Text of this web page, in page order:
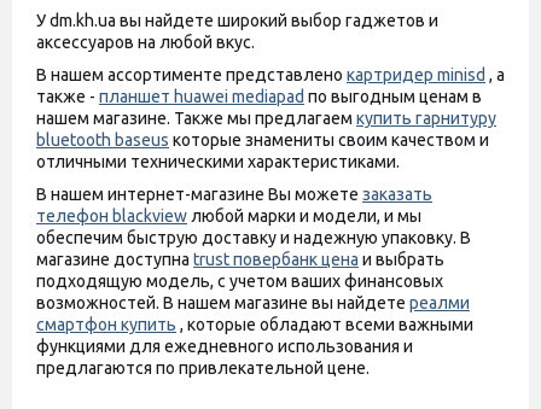
У dm.kh.ua вы найдете широкий выбор гаджетов и
аксессуаров на любой вкус.
В нашем ассортименте представлено картридер minisd , а
также - планшет huawei mediapad по выгодным ценам в
нашем магазине. Также мы предлагаем купить гарнитуру
bluetooth baseus которые знамениты своим качеством и
отличными техническими характеристиками.
В нашем интернет-магазине Вы можете заказать
телефон blackview любой марки и модели, и мы
обеспечим быструю доставку и надежную упаковку. В
магазине доступна trust повербанк цена и выбрать
подходящую модель, с учетом ваших финансовых
возможностей. В нашем магазине вы найдете реалми
смартфон купить , которые обладают всеми важными
функциями для ежедневного использования и
предлагаются по привлекательной цене.